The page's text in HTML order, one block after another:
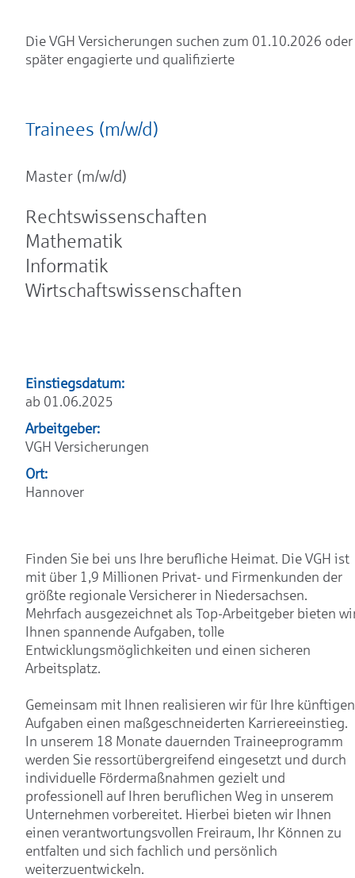
Die VGH Versicherungen suchen zum 01.10.2026 oder
später engagierte und qualifizierte
Trainees (m/w/d)
Master (m/w/d)
Rechtswissenschaften
Mathematik
Informatik
Wirtschaftswissenschaften
Einstiegsdatum:
ab 01.06.2025
Arbeitgeber:
VGH Versicherungen
Ort:
Hannover
Finden Sie bei uns Ihre berufliche Heimat. Die VGH ist
mit über 1,9 Millionen Privat- und Firmenkunden der
größte regionale Versicherer in Niedersachsen.
Mehrfach ausgezeichnet als Top-Arbeitgeber bieten
Ihnen spannende Aufgaben, tolle
Entwicklungsmöglichkeiten und einen sicheren
Arbeitsplatz.
Gemeinsam mit Ihnen realisieren wir für Ihre künftigen
Aufgaben einen maßgeschneiderten Karriereeinstieg.
In unserem 18 Monate dauernden Traineeprogramm
werden Sie ressortübergreifend eingesetzt und durch
individuelle Fördermaßnahmen gezielt und
professionell auf Ihren beruflichen Weg in unserem
Unternehmen vorbereitet. Hierbei bieten wir Ihnen
einen verantwortungsvollen Freiraum, Ihr Können zu
entfalten und sich fachlich und persönlich
weiterzuentwickeln.